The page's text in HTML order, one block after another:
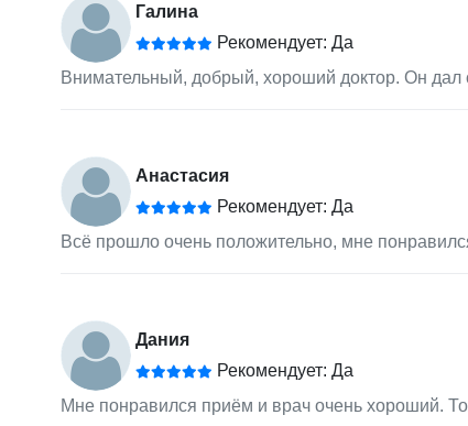
Галина
Рекомендует: Да
Внимательный, добрый, хороший доктор. Он
Анастасия
Рекомендует: Да
Всё прошло очень положительно, мне
Дания
Рекомендует: Да
Мне понравился приём и врач очень хороший.